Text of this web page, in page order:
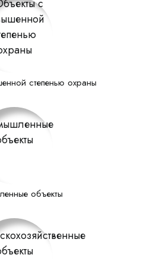
степенью охраны
объекты